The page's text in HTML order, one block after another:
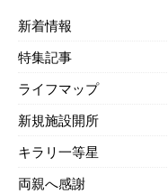
新着情報
特集記事
ライフマップ
新規施設開所
キラリ一等星
両親へ感謝